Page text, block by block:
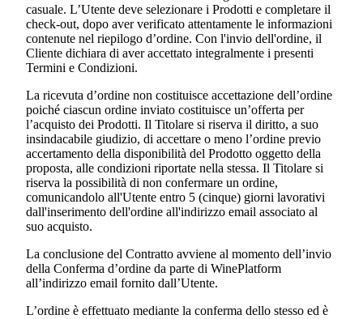
casuale. L’Utente deve selezionare i Prodotti e completare il
check-out, dopo aver verificato attentamente le informazioni
contenute nel riepilogo d’ordine. Con l'invio dell'ordine, il
Cliente dichiara di aver accettato integralmente i presenti
Termini e Condizioni.
La ricevuta d’ordine non costituisce accettazione dell’ordine
poiché ciascun ordine inviato costituisce un’offerta per
l’acquisto dei Prodotti. Il Titolare si riserva il diritto, a suo
insindacabile giudizio, di accettare o meno l’ordine previo
accertamento della disponibilità del Prodotto oggetto della
proposta, alle condizioni riportate nella stessa. Il Titolare si
riserva la possibilità di non confermare un ordine,
comunicandolo all'Utente entro 5 (cinque) giorni lavorativi
dall'inserimento dell'ordine all'indirizzo email associato al
suo acquisto.
La conclusione del Contratto avviene al momento dell’invio
della Conferma d’ordine da parte di WinePlatform
all’indirizzo email fornito dall’Utente.
L’ordine è effettuato mediante la conferma dello stesso ed è